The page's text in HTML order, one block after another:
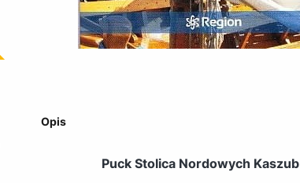
Opis
Puck Stolica Nordowych Kaszub